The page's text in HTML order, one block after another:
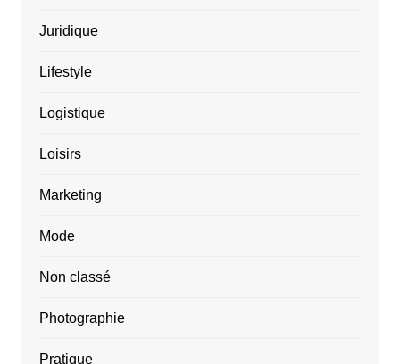
Juridique
Lifestyle
Logistique
Loisirs
Marketing
Mode
Non classé
Photographie
Pratique